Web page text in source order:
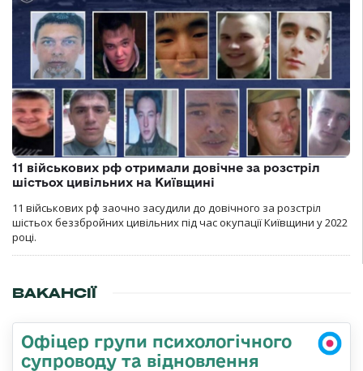
11 військових рф отримали довічне за розстріл
шістьох цивільних на Київщині
11 військових рф заочно засудили до довічного за розстріл
шістьох беззбройних цивільних під час окупації Київщини у 2022
році.
ВАКАНСІЇ
Офіцер групи психологічного
супроводу та відновлення